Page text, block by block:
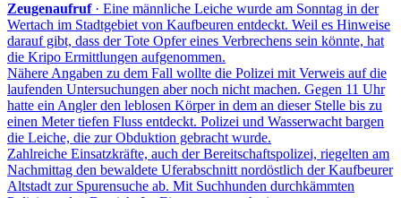
Zeugenaufruf· Eine männliche Leiche wurde am Sonntag in der
Wertach im Stadtgebiet von Kaufbeuren entdeckt. Weil es Hinweise
darauf gibt, dass der Tote Opfer eines Verbrechens sein könnte, hat
die Kripo Ermittlungen aufgenommen.
Nähere Angaben zu dem Fall wollte die Polizei mit Verweis auf die
laufenden Untersuchungen aber noch nicht machen. Gegen 11 Uhr
hatte ein Angler den leblosen Körper in dem an dieser Stelle bis zu
einen Meter tiefen Fluss entdeckt. Polizei und Wasserwacht bargen
die Leiche, die zur Obduktion gebracht wurde.
Zahlreiche Einsatzkräfte, auch der Bereitschaftspolizei, riegelten am
Nachmittag den bewaldete Uferabschnitt nordöstlich der Kaufbeurer
Altstadt zur Spurensuche ab. Mit Suchhunden durchkämmten